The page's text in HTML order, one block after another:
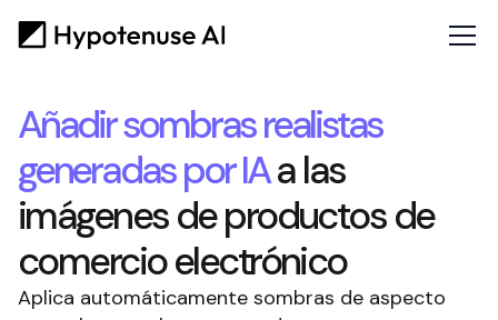
Añadir sombras realistas
generadas por IAa las
imágenes de productos de
comercio electrónico
Aplica automáticamente sombras de aspecto